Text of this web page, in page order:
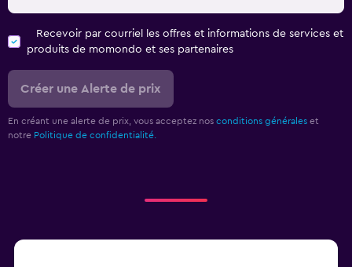
Recevoir par courriel les offres et informations de services et
produits de momondo et ses partenaires
Créer une Alerte de prix
En créant une alerte de prix, vous acceptez nos conditions générales et
notre Politique de confidentialité.